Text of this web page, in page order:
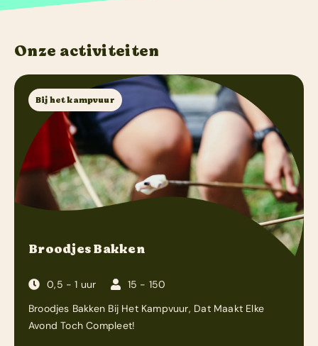
Onze activiteiten
Bij het kampvuur
Broodjes Bakken
0,5 - 1 uur
15 - 150
Broodjes Bakken Bij Het Kampvuur, Dat Maakt Elke
Avond Toch Compleet!